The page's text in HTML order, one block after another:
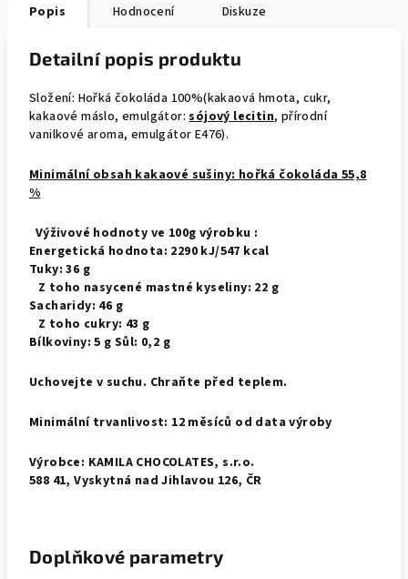
Popis Hodnocení Diskuze
Detailní popis produktu
Složení: Hořká čokoláda 100%(kakaová hmota, cukr,
kakaové máslo, emulgátor:sójový lecitin, přírodní
vanilkové aroma, emulgátor E476).
Minimální obsah kakaové sušiny: hořká čokoláda 55,8
%
Výživové hodnoty ve 100g výrobku :
Energetická hodnota: 2290 kJ/547 kcal
Tuky: 36 g
Z toho nasycené mastné kyseliny: 22 g
Sacharidy: 46 g
Z toho cukry: 43 g
Bílkoviny: 5 g Sůl: 0,2 g
Uchovejte v suchu. Chraňte před teplem.
Minimální trvanlivost: 12 měsíců od data výroby
Výrobce: KAMILA CHOCOLATES, s.r.o.
588 41, Vyskytná nad Jihlavou 126, ČR
Doplňkové parametry